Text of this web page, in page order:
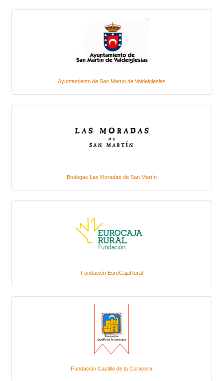
Ayuntamiento de San Martín de Valdeiglesias
Bodegas Las Moradas de San Martín
Fundación EuroCajaRural
Fundación Castillo de la Coracera